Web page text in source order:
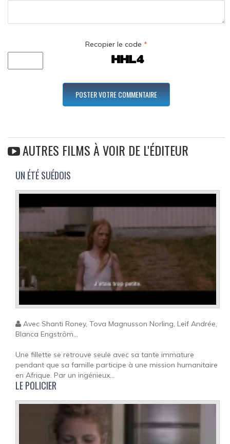
Recopier le code *
AUTRES FILMS À VOIR DE L'ÉDITEUR
UN ÉTÉ SUÉDOIS
Avec Shanti Roney, Tova Magnusson Norling, Leif Andrée,
Blanca Engström...
Une fillette se retrouve seule avec sa tante immature
pendant que sa famille participe à une mission humanitaire
en Afrique. Par un ingénieux...
LE POLICIER